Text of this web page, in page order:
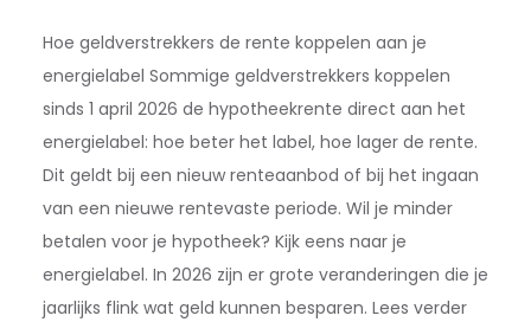
Hoe geldverstrekkers de rente koppelen aan je
energielabel Sommige geldverstrekkers koppelen
sinds 1 april 2026 de hypotheekrente direct aan het
energielabel: hoe beter het label, hoe lager de rente.
Dit geldt bij een nieuw renteaanbod of bij het ingaan
van een nieuwe rentevaste periode. Wil je minder
betalen voor je hypotheek? Kijk eens naar je
energielabel. In 2026 zijn er grote veranderingen die je
jaarlijks flink wat geld kunnen besparen. Lees verder